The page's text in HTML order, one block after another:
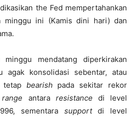
the Fed mempertahankan
minggu ini (Kamis dini hari) dan
minggu mendatang diperkirakan
agak konsolidasi sebentar, atau
tetap bearish pada sekitar rekor
range antara resistance di level
sementara supportdi level